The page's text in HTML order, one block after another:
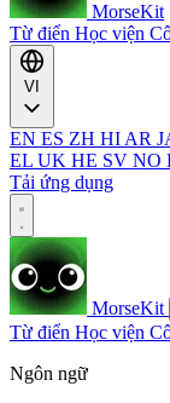
MorseKit
Từ điển Học viện
EN ES ZH HI AR
EL UK HE SV NO
Tải ứng dụng
MorseKit
Từ điển Học viện
Ngôn ngữ